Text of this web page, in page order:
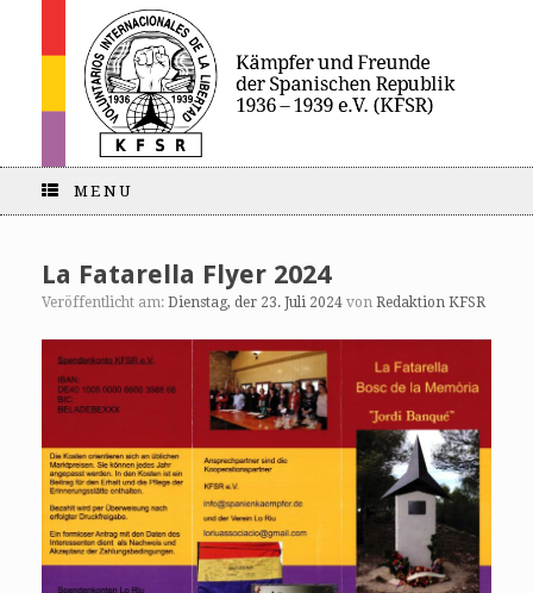
MENU
La Fatarella Flyer 2024
Veröffentlicht am: Dienstag, der 23. Juli 2024 von Redaktion KFSR